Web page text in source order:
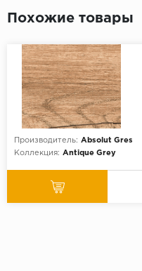
Похожие товары
Производитель: Absolut Gres
Коллекция: Antique Grey